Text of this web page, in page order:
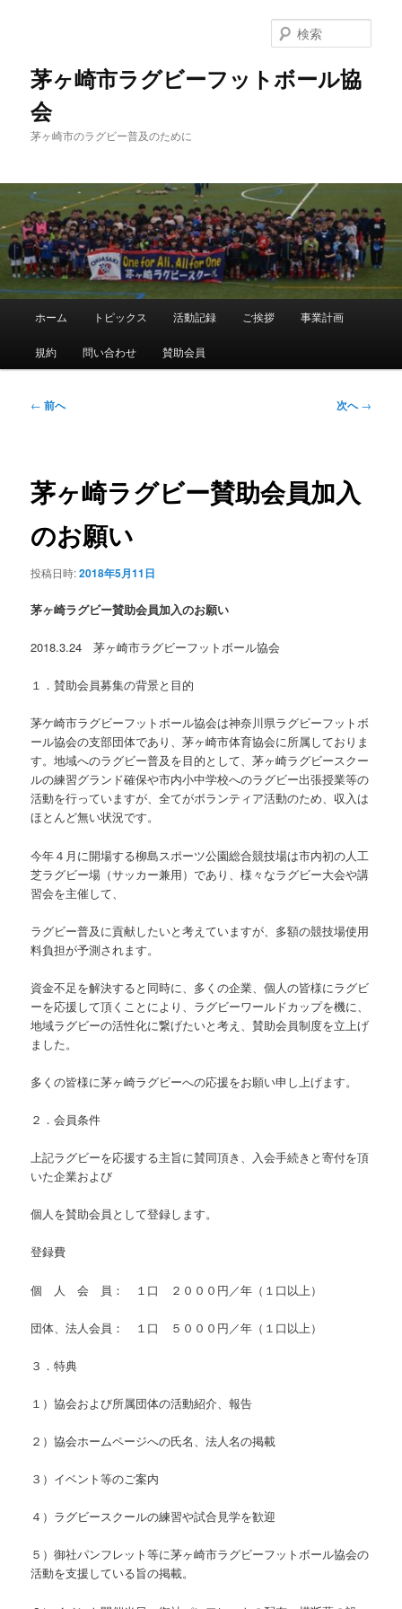
移
茅ヶ崎市ラグビーフットボール協
会
茅ヶ崎市のラグビー普及のために
索
メ
ホーム トピックス 活動記録 ご挨拶 事業計画
規約 問い合わせ 賛助会員
投
ゲ
ー
ョ
← 前へ 次へ→
茅ヶ崎ラグビー賛助会員加入
のお願い
投稿日時:2018年5月11日
茅ヶ崎ラグビー賛助会員加入のお願い
2018.3.24 茅ヶ崎市ラグビーフットボール協会
１．賛助会員募集の背景と目的
茅ケ崎市ラグビーフットボール協会は神奈川県ラグビーフットボ
ール協会の支部団体であり、茅ヶ崎市体育協会に所属しておりま
す。地域へのラグビー普及を目的として、茅ヶ崎ラグビースクー
ルの練習グランド確保や市内小中学校へのラグビー出張授業等の
活動を行っていますが、全てがボランティア活動のため、収入は
ほとんど無い状況です。
今年４月に開場する柳島スポーツ公園総合競技場は市内初の人工
芝ラグビー場（サッカー兼用）であり、様々なラグビー大会や講
習会を主催して、
ラグビー普及に貢献したいと考えていますが、多額の競技場使用
料負担が予測されます。
資金不足を解決すると同時に、多くの企業、個人の皆様にラグビ
ーを応援して頂くことにより、ラグビーワールドカップを機に、
地域ラグビーの活性化に繋げたいと考え、賛助会員制度を立上げ
ました。
多くの皆様に茅ヶ崎ラグビーへの応援をお願い申し上げます。
２．会員条件
上記ラグビーを応援する主旨に賛同頂き、入会手続きと寄付を頂
いた企業および
個人を賛助会員として登録します。
登録費
個 人 会 員： １口 ２０００円／年（１口以上）
団体、法人会員： １口 ５０００円／年（１口以上）
３．特典
１）協会および所属団体の活動紹介、報告
２）協会ホームページへの氏名、法人名の掲載
３）イベント等のご案内
４）ラグビースクールの練習や試合見学を歓迎
５）御社パンフレット等に茅ヶ崎市ラグビーフットボール協会の
活動を支援している旨の掲載。